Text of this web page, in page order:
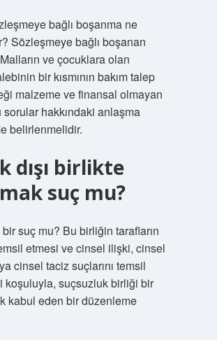
bağlı boşanma ne
Sözleşmeye bağlı boşanan
ve çocuklara olan
bir kısmının bakım talep
malzeme ve finansal olmayan
sorular hakkındaki anlaşma
belirlenmelidir.
dışı birlikte
suç mu?
suç mu? Bu birliğin tarafların
etmesi ve cinsel ilişki, cinsel
cinsel taciz suçlarını temsil
koşuluyla, suçsuzluk birliği bir
kabul eden bir düzenleme